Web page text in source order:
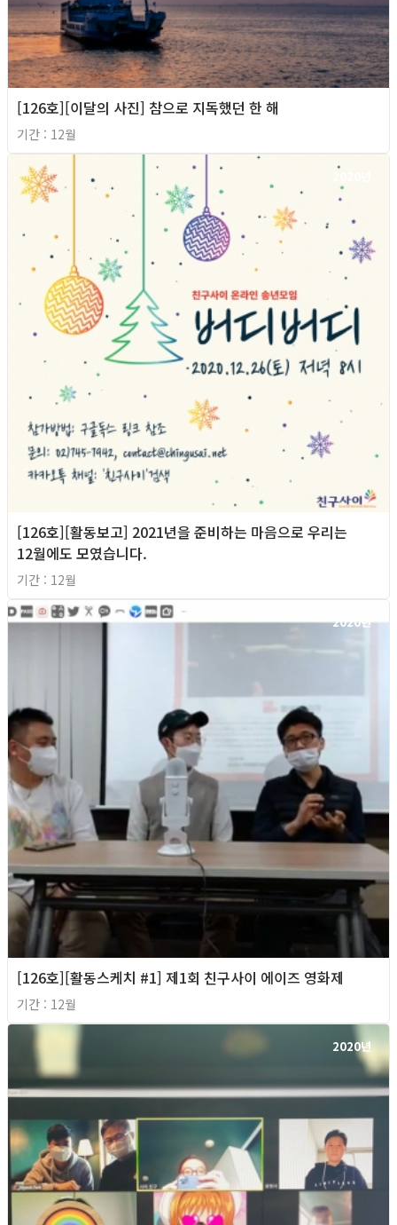
[126호][이달의 사진] 참으로 지독했던 한 해
기간 : 12월
[126호][활동보고] 2021년을 준비하는 마음으로 우리는
12월에도 모였습니다.
기간 : 12월
2020년
[126호][활동스케치 #1] 제1회 친구사이 에이즈 영화제
기간 : 12월
2020년